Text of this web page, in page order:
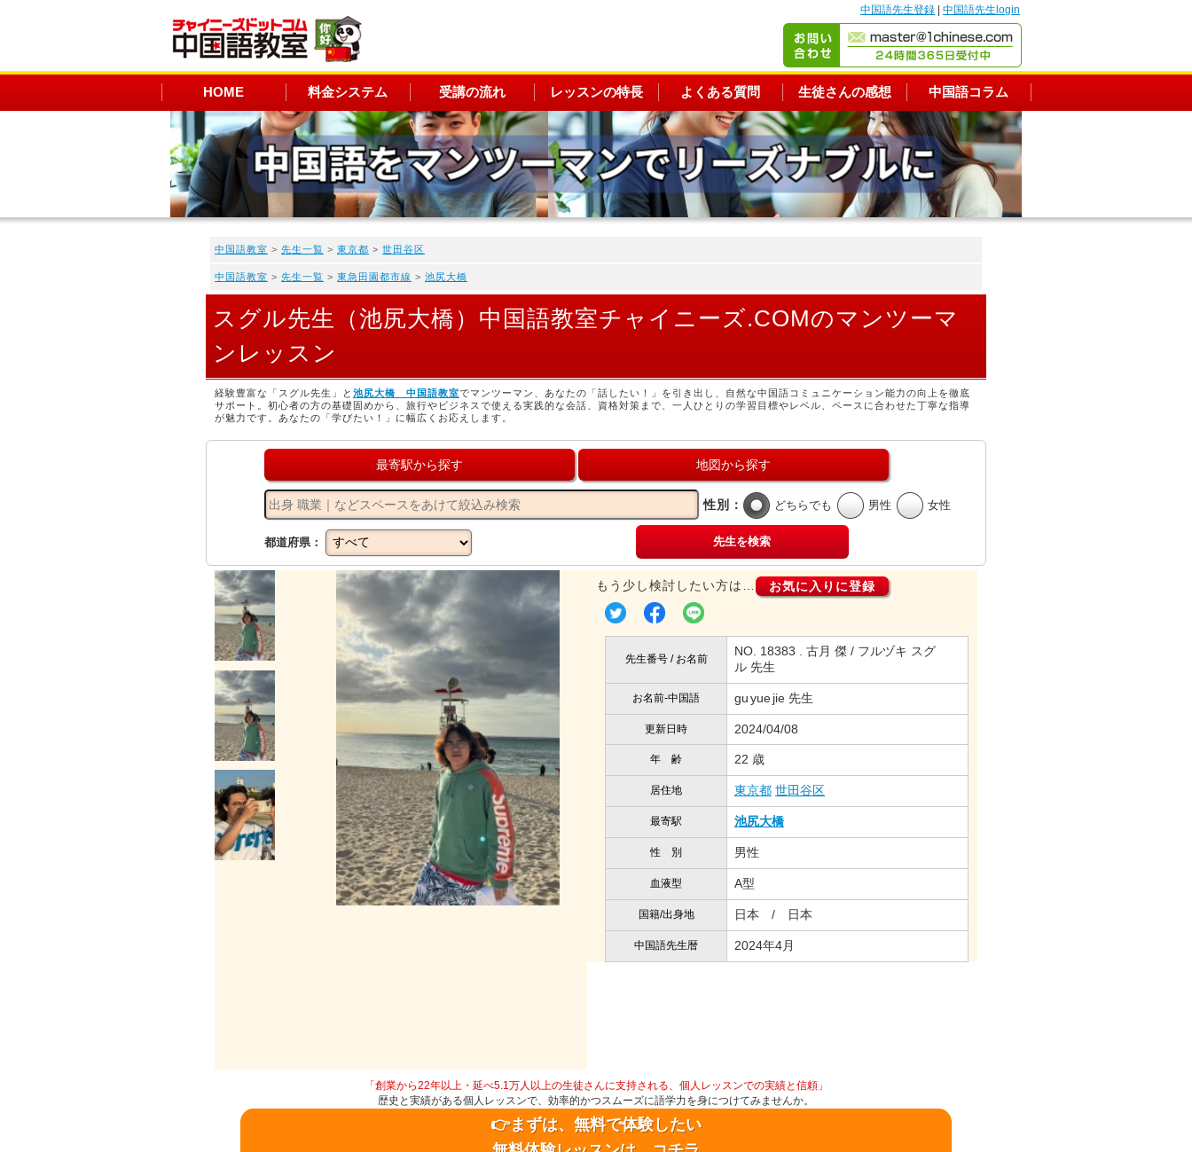
中国語先生登録 中国語先生login
HOME 料金システム 受講の流れ レッスンの特長 よくある質問 生徒さんの感想 中国語コラム
中国語教室 > 先生一覧 > 東京都 > 世田谷区
中国語教室 > 先生一覧 > 東急田園都市線 > 池尻大橋
スグル先生（池尻大橋）中国語教室チャイニーズ.COMのマンツーマ
ンレッスン
経験豊富な「スグル先生」と 池尻大橋 中国語教室でマンツーマン、あなたの「話したい！」を引き出し、自然な中国語コミュニケーション能力の向上を徹底
サポート。初心者の方の基礎固めから、旅行やビジネスで使える実践的な会話、資格対策まで、一人ひとりの学習目標やレベル、ペースに合わせた丁寧な指導
が魅力です。あなたの「学びたい！」に幅広くお応えします。
最寄駅から探す 地図から探す
性別： どちらでも 男性 女性
都道府県： 先生を検索
もう少し検討したい方は… お気に入りに登録
先生番号 / お名前
NO. 18383 . 古月 傑 / フルヅキ スグ
ル 先生
お名前-中国語 gu yue jie 先生
更新日時 2024/04/08
年 齢 22 歳
居住地 東京都 世田谷区
最寄駅 池尻大橋
性 別 男性
血液型 A型
国籍/出身地 日本 / 日本
中国語先生暦 2024年4月
「創業から22年以上・延べ5.1万人以上の生徒さんに支持される、個人レッスンでの実績と信頼」
歴史と実績がある個人レッスンで、効率的かつスムーズに語学力を身につけてみませんか。
👉まずは、無料で体験したい